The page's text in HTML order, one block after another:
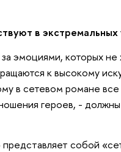
в экстремальных
эмоциями, которых не
к высокому
в сетевом романе
героев, -
собой